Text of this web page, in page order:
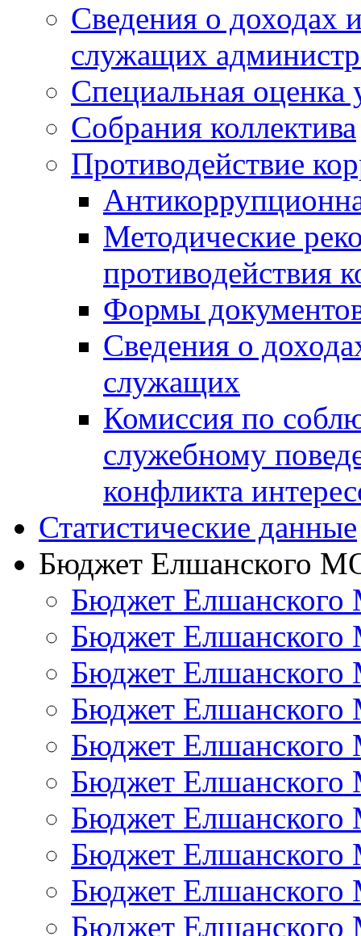
Сведения о доходах
служащих
Специальная оценка
Собрания коллектива
Противодействие
Методические
противодействия
Формы
Сведения о
служащих
Комиссия по
служебному
конфликта
Статистические данные
Бюджет Елшанского
Бюджет Елшанского
Бюджет Елшанского
Бюджет Елшанского
Бюджет Елшанского
Бюджет Елшанского
Бюджет Елшанского
Бюджет Елшанского
Бюджет Елшанского
Бюджет Елшанского
Бюджет Елшанского